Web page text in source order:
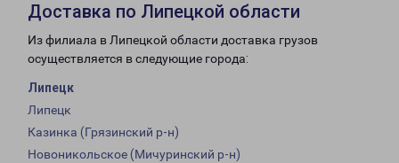
Доставка по Липецкой области
Из филиала в Липецкой области доставка грузов
осуществляется в следующие города:
Липецк
Липецк
Казинка (Грязинский р-н)
Новоникольское (Мичуринский р-н)